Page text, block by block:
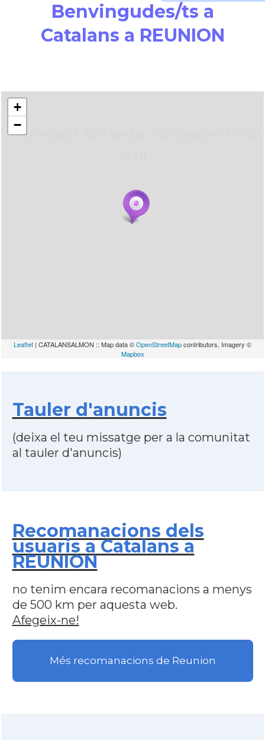
Benvingudes/ts a
Catalans a REUNION
... carregant 484 webs... un moment si us
+
−
Leaflet | CATALANSALMON :: Map data ©OpenStreetMapcontributors, Imagery ©
Mapbox
Tauler d'anuncis
(deixa el teu missatge per a la comunitat
al tauler d'anuncis)
Recomanacions dels
usuaris a Catalans a
REUNION
no tenim encara recomanacions a menys
de 500 km per aquesta web.
Afegeix-ne!
Més recomanacions de Reunion